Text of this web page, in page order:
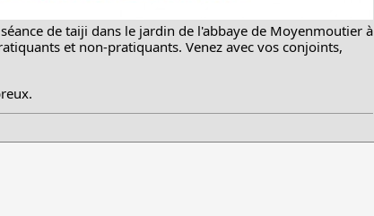
de taiji dans le jardin de l'abbaye de Moyenmoutier à
et non-pratiquants. Venez avec vos conjoints,